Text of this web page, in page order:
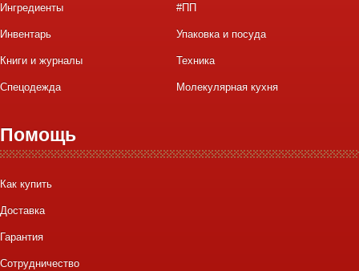
Ингредиенты #ПП
Инвентарь Упаковка и посуда
Книги и журналы Техника
Спецодежда Молекулярная кухня
Помощь
Как купить
Доставка
Гарантия
Сотрудничество